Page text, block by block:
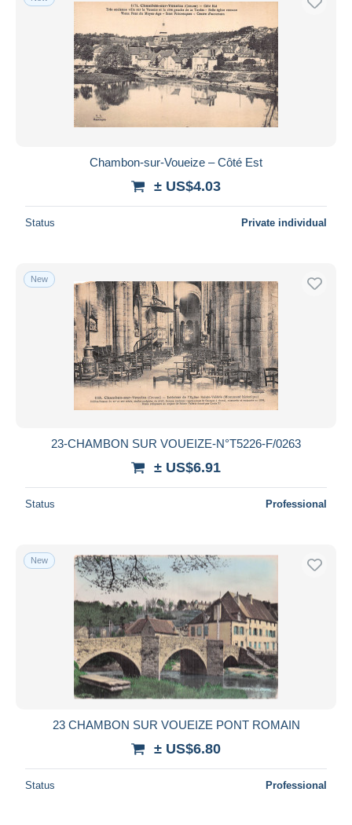
Chambon-sur-Voueize – Côté Est
± US$4.03
Status Private individual
New
23-CHAMBON SUR VOUEIZE-N°T5226-F/0263
± US$6.91
Status Professional
New
23 CHAMBON SUR VOUEIZE PONT ROMAIN
± US$6.80
Status Professional